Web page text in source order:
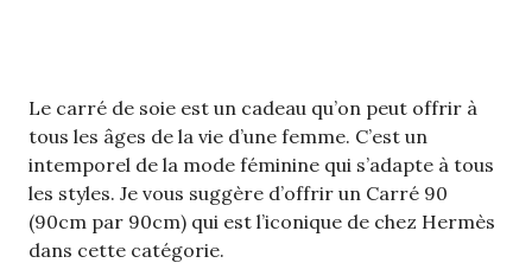
Le carré de soie est un cadeau qu’on peut offrir à
tous les âges de la vie d’une femme. C’est un
intemporel de la mode féminine qui s’adapte à tous
les styles. Je vous suggère d’offrir un Carré 90
(90cm par 90cm) qui est l’iconique de chez Hermès
dans cette catégorie.